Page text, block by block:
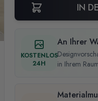
IN
KOSTENLOS
24H
An Ihrer
in Ihrem